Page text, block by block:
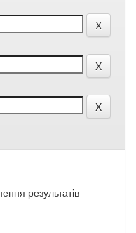
результатів